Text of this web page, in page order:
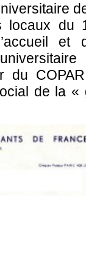
locaux du
et
du
de la